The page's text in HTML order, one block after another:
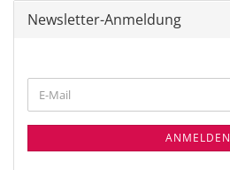
Newsletter-Anmeldung
ZUR
NEWSLETTER-
E-
Mail
ANMELDEN